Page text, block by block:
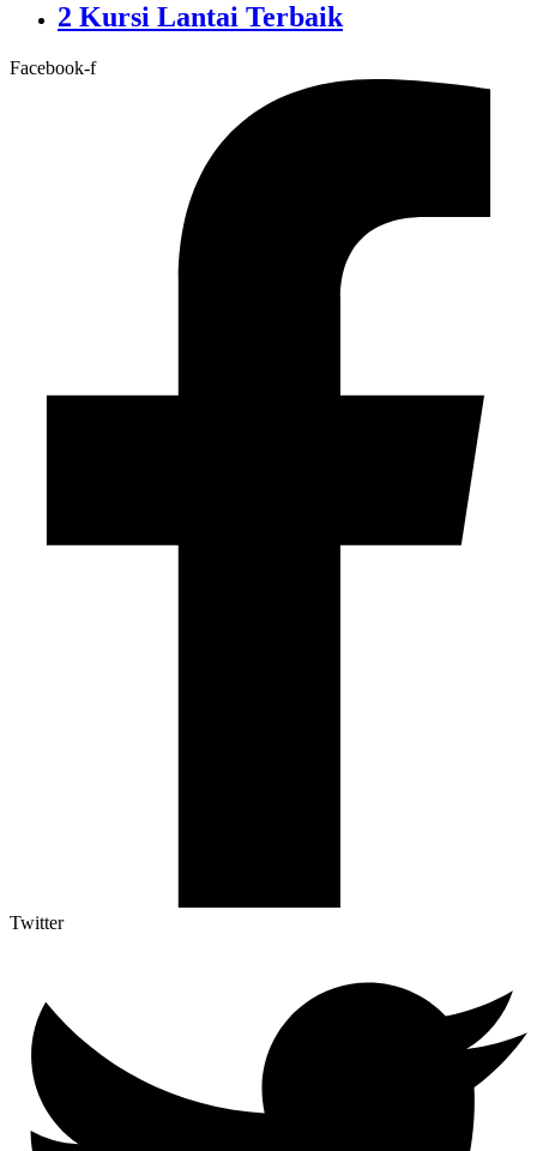
2 Kursi Lantai Terbaik
Facebook-f
Twitter